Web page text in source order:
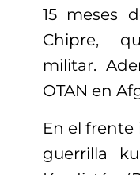
15 meses
Chipre,
militar.
OTAN en
En el
guerrilla